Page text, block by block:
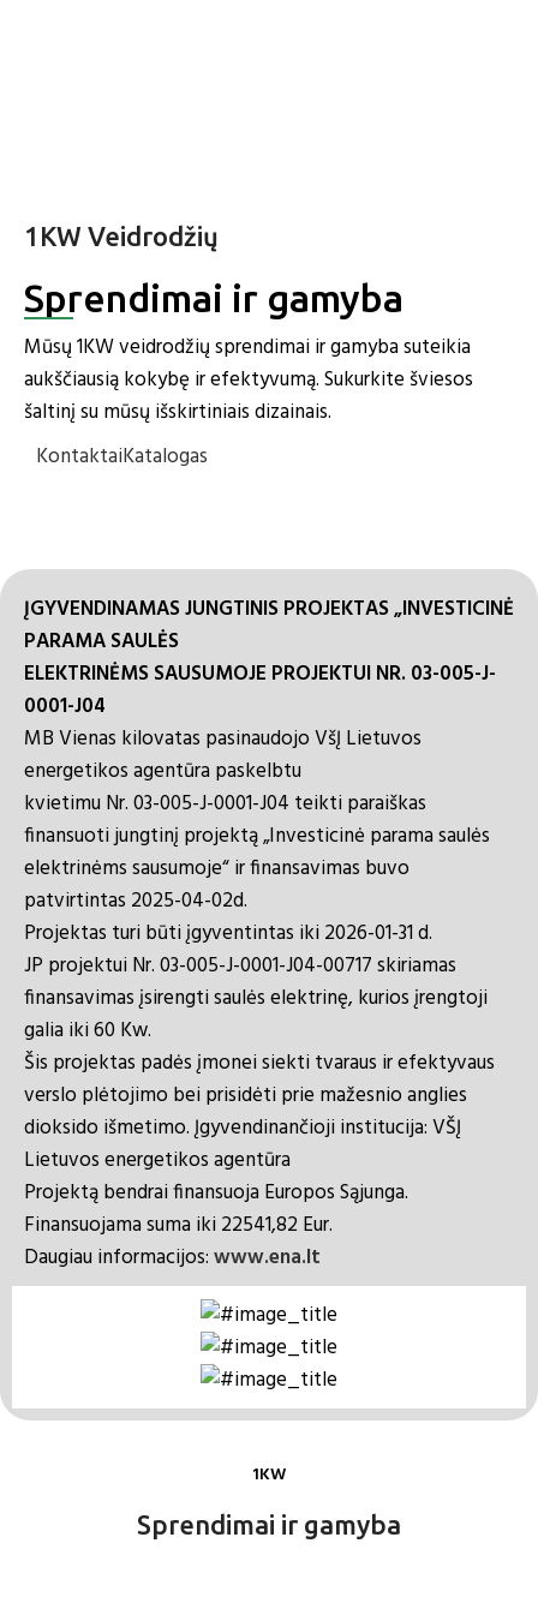
gamyba
1KW Veidrodžių
Sprendimai ir gamyba
Mūsų 1KW veidrodžių sprendimai ir gamyba suteikia
aukščiausią kokybę ir efektyvumą. Sukurkite šviesos
šaltinį su mūsų išskirtiniais dizainais.
KontaktaiKatalogas
ĮGYVENDINAMAS JUNGTINIS PROJEKTAS „INVESTICINĖ
PARAMA SAULĖS
ELEKTRINĖMS SAUSUMOJE PROJEKTUI NR. 03-005-J-
0001-J04
MB Vienas kilovatas pasinaudojo VšĮ Lietuvos
energetikos agentūra paskelbtu
kvietimu Nr. 03-005-J-0001-J04 teikti paraiškas
finansuoti jungtinį projektą „Investicinė parama saulės
elektrinėms sausumoje“ ir finansavimas buvo
patvirtintas 2025-04-02d.
Projektas turi būti įgyventintas iki 2026-01-31 d.
JP projektui Nr. 03-005-J-0001-J04-00717 skiriamas
finansavimas įsirengti saulės elektrinę, kurios įrengtoji
galia iki 60 Kw.
Šis projektas padės įmonei siekti tvaraus ir efektyvaus
verslo plėtojimo bei prisidėti prie mažesnio anglies
dioksido išmetimo. Įgyvendinančioji institucija: VŠĮ
Lietuvos energetikos agentūra
Projektą bendrai finansuoja Europos Sąjunga.
Finansuojama suma iki 22541,82 Eur.
Daugiau informacijos:www.ena.lt
1KW
Sprendimai ir gamyba